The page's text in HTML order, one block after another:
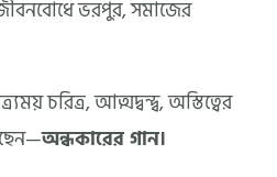
ভরপুর, সমাজের
চরিত্র, আত্মদ্বন্দ্ব, অস্তিত্বের
অন্ধকারের গান।